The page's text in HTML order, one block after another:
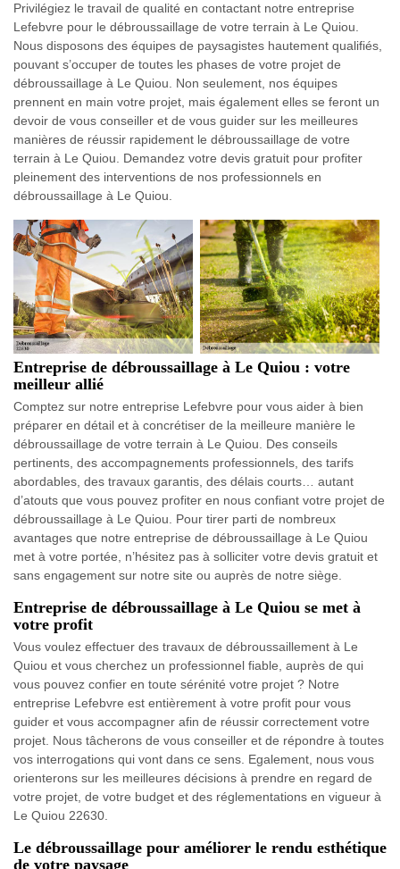
Privilégiez le travail de qualité en contactant notre entreprise
Lefebvre pour le débroussaillage de votre terrain à Le Quiou.
Nous disposons des équipes de paysagistes hautement qualifiés,
pouvant s’occuper de toutes les phases de votre projet de
débroussaillage à Le Quiou. Non seulement, nos équipes
prennent en main votre projet, mais également elles se feront un
devoir de vous conseiller et de vous guider sur les meilleures
manières de réussir rapidement le débroussaillage de votre
terrain à Le Quiou. Demandez votre devis gratuit pour profiter
pleinement des interventions de nos professionnels en
débroussaillage à Le Quiou.
Entreprise de débroussaillage à Le Quiou : votre
meilleur allié
Comptez sur notre entreprise Lefebvre pour vous aider à bien
préparer en détail et à concrétiser de la meilleure manière le
débroussaillage de votre terrain à Le Quiou. Des conseils
pertinents, des accompagnements professionnels, des tarifs
abordables, des travaux garantis, des délais courts… autant
d’atouts que vous pouvez profiter en nous confiant votre projet de
débroussaillage à Le Quiou. Pour tirer parti de nombreux
avantages que notre entreprise de débroussaillage à Le Quiou
met à votre portée, n’hésitez pas à solliciter votre devis gratuit et
sans engagement sur notre site ou auprès de notre siège.
Entreprise de débroussaillage à Le Quiou se met à
votre profit
Vous voulez effectuer des travaux de débroussaillement à Le
Quiou et vous cherchez un professionnel fiable, auprès de qui
vous pouvez confier en toute sérénité votre projet ? Notre
entreprise Lefebvre est entièrement à votre profit pour vous
guider et vous accompagner afin de réussir correctement votre
projet. Nous tâcherons de vous conseiller et de répondre à toutes
vos interrogations qui vont dans ce sens. Egalement, nous vous
orienterons sur les meilleures décisions à prendre en regard de
votre projet, de votre budget et des réglementations en vigueur à
Le Quiou 22630.
Le débroussaillage pour améliorer le rendu esthétique
de votre paysage